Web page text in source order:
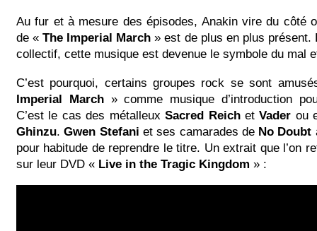
Au fur et à mesure des épisodes, Anakin vire du côté
de « The Imperial March » est de plus en plus présent.
collectif, cette musique est devenue le symbole du mal
C’est pourquoi, certains groupes rock se sont
Imperial March» comme musique d’introduction
C’est le cas des métalleuxSacred ReichetVader ou
Ghinzu.Gwen Stefani et ses camarades de No Doubt
pour habitude de reprendre le titre. Un extrait que l’on
sur leur DVD « Live in the Tragic Kingdom » :